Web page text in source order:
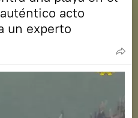
acto
un experto